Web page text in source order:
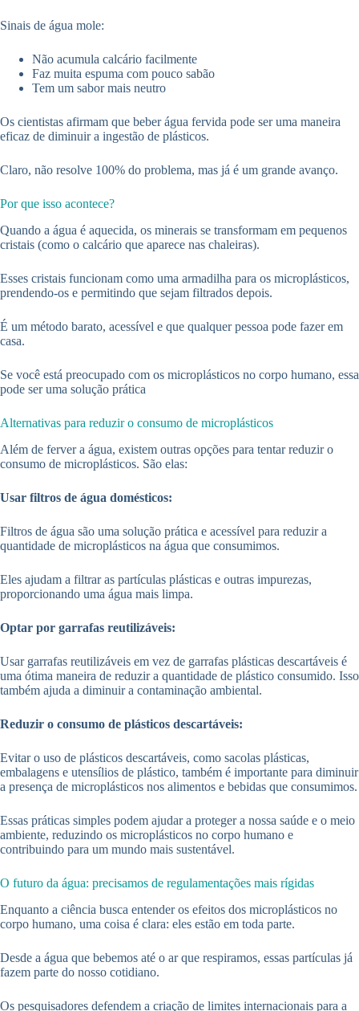
Sinais de água mole:
Não acumula calcário facilmente
Faz muita espuma com pouco sabão
Tem um sabor mais neutro
Os cientistas afirmam que beber água fervida pode ser uma maneira
eficaz de diminuir a ingestão de plásticos.
Claro, não resolve 100% do problema, mas já é um grande avanço.
Por que isso acontece?
Quando a água é aquecida, os minerais se transformam em pequenos
cristais (como o calcário que aparece nas chaleiras).
Esses cristais funcionam como uma armadilha para os microplásticos,
prendendo-os e permitindo que sejam filtrados depois.
É um método barato, acessível e que qualquer pessoa pode fazer em
casa.
Se você está preocupado com os microplásticos no corpo humano, essa
pode ser uma solução prática
Alternativas para reduzir o consumo de microplásticos
Além de ferver a água, existem outras opções para tentar reduzir o
consumo de microplásticos. São elas:
Usar filtros de água domésticos:
Filtros de água são uma solução prática e acessível para reduzir a
quantidade de microplásticos na água que consumimos.
Eles ajudam a filtrar as partículas plásticas e outras impurezas,
proporcionando uma água mais limpa.
Optar por garrafas reutilizáveis:
Usar garrafas reutilizáveis em vez de garrafas plásticas descartáveis é
uma ótima maneira de reduzir a quantidade de plástico consumido. Isso
também ajuda a diminuir a contaminação ambiental.
Reduzir o consumo de plásticos descartáveis:
Evitar o uso de plásticos descartáveis, como sacolas plásticas,
embalagens e utensílios de plástico, também é importante para diminuir
a presença de microplásticos nos alimentos e bebidas que consumimos.
Essas práticas simples podem ajudar a proteger a nossa saúde e o meio
ambiente, reduzindo os microplásticos no corpo humano e
contribuindo para um mundo mais sustentável.
O futuro da água: precisamos de regulamentações mais rígidas
Enquanto a ciência busca entender os efeitos dos microplásticos no
corpo humano, uma coisa é clara: eles estão em toda parte.
Desde a água que bebemos até o ar que respiramos, essas partículas já
fazem parte do nosso cotidiano.
Os pesquisadores defendem a criação de limites internacionais para a